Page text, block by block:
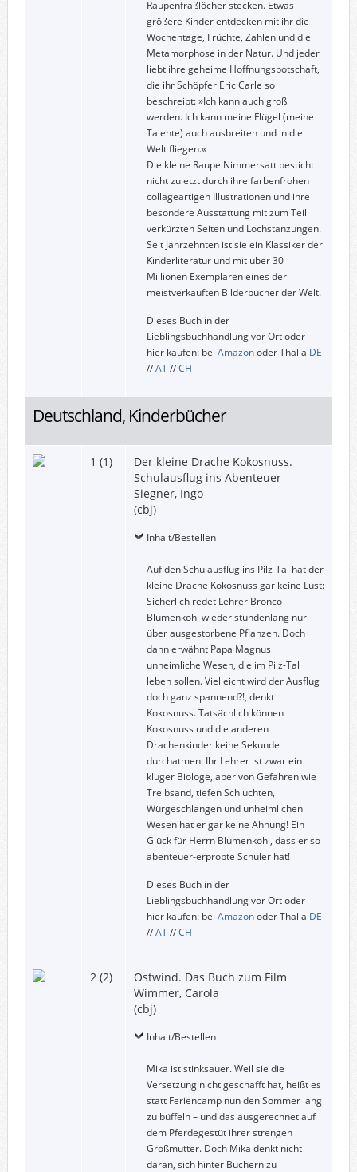
Raupenfraßlöcher stecken. Etwas
größere Kinder entdecken mit ihr die
Wochentage, Früchte, Zahlen und die
Metamorphose in der Natur. Und jeder
liebt ihre geheime Hoffnungsbotschaft,
die ihr Schöpfer Eric Carle so
beschreibt: »Ich kann auch groß
werden. Ich kann meine Flügel (meine
Talente) auch ausbreiten und in die
Welt fliegen.«
Die kleine Raupe Nimmersatt besticht
nicht zuletzt durch ihre farbenfrohen
collageartigen Illustrationen und ihre
besondere Ausstattung mit zum Teil
verkürzten Seiten und Lochstanzungen.
Seit Jahrzehnten ist sie ein Klassiker der
Kinderliteratur und mit über 30
Millionen Exemplaren eines der
meistverkauften Bilderbücher der Welt.
Dieses Buch in der
Lieblingsbuchhandlung vor Ort oder
hier kaufen: bei Amazonoder Thalia DE
//AT//CH
Deutschland, Kinderbücher
1 (1)
Der kleine Drache Kokosnuss.
Schulausflug ins Abenteuer
Siegner, Ingo
(cbj)
Inhalt/Bestellen
Auf den Schulausflug ins Pilz-Tal hat der
kleine Drache Kokosnuss gar keine Lust:
Sicherlich redet Lehrer Bronco
Blumenkohl wieder stundenlang nur
über ausgestorbene Pflanzen. Doch
dann erwähnt Papa Magnus
unheimliche Wesen, die im Pilz-Tal
leben sollen. Vielleicht wird der Ausflug
doch ganz spannend?!, denkt
Kokosnuss. Tatsächlich können
Kokosnuss und die anderen
Drachenkinder keine Sekunde
durchatmen: Ihr Lehrer ist zwar ein
kluger Biologe, aber von Gefahren wie
Treibsand, tiefen Schluchten,
Würgeschlangen und unheimlichen
Wesen hat er gar keine Ahnung! Ein
Glück für Herrn Blumenkohl, dass er so
abenteuer-erprobte Schüler hat!
Dieses Buch in der
Lieblingsbuchhandlung vor Ort oder
hier kaufen: bei Amazonoder Thalia DE
//AT//CH
2 (2)
Ostwind. Das Buch zum Film
Wimmer, Carola
(cbj)
Inhalt/Bestellen
Mika ist stinksauer. Weil sie die
Versetzung nicht geschafft hat, heißt es
statt Feriencamp nun den Sommer lang
zu büffeln – und das ausgerechnet auf
dem Pferdegestüt ihrer strengen
Großmutter. Doch Mika denkt nicht
daran, sich hinter Büchern zu